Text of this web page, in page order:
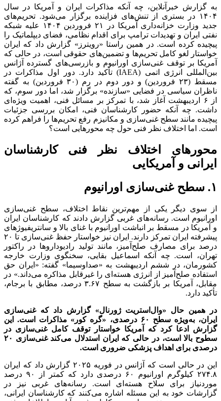
به گزارش خبرآنلاین، چه آنکه مذاکرات ایران و آمریکا در سال
۱۴۰۴ در بستری از تنش‌های فزاینده برگزار می‌شود. تحریم‌های
جدید وزارت خزانه‌داری آمریکا در ۲۱ فروردین ۱۴۰۴ علیه شبکه
نفتی ایران و تهدیدات ترامپ برای اقدام نظامی، فضای دیپلماتیک را
پیچیده کرده است. در همین راستا «رویترز» گزارش داد که ایران
خواستار لغو کامل تحریم‌ها و تضمین‌های حقوقی است، در حالی که
آمریکا بر توقف غنی‌سازی اورانیوم و بازرسی‌های گسترده آژانس
بین‌المللی انرژی اتمی (IAEA) تأکید دارد. دور اول مذاکرات در
مسقط (۲۳ فروردین) و دور دوم در رم (۳۰ فروردین) به گفته
ناظران سیاسی در فضایی «سازنده» برگزار شد، اما دور سوم، که
از ۶ اردیبهشت آغاز شد، با تمرکز بر مسائل فنی، اهمیت ویژه‌ای
داشت. چه آنکه حضور کارشناسان فنی، امکان بررسی جزئیات
پیچیده مانند سطح غنی‌سازی و مکانیزم رفع تحریم‌ها را فراهم کرده
است. اما اختلاف نظر فنی حول چه محور‌هایی است؟
محور‌های اختلاف نظر فنی کارشناسان
ایرانی و آمریکایی
۱. سطح غنی‌سازی اورانیوم
از سوی دیگر یکی از مهم‌ترین نقاط اختلاف، سطح غنی‌سازی
اورانیوم است. رسانه‌های غربی گزارش دادند که کارشناسان ایران
و آمریکا در مسقط بر انباشت اورانیوم با غنای بالا و سانتریفیوژ‌های
پیشرفته ایران تمرکز دارند. ایران نیز خواستار حفظ غنی‌سازی تا ۲۰
درصد برای مصارف صلح‌آمیز، مانند تولید رادیودارو‌ها در راکتور
تهران، است. چه آنکه اسماعیل بقایی، سخنگوی وزارت خارجه
کشورمان، در ششم اردیبهشت به «صداوسیما» گفته: «ایران حق
استفاده صلح‌آمیز از انرژی هسته‌ای را غیرقابل مذاکره می‌داند.» در
مقابل، آمریکا بر بازگشت به سطح ۳.۶۷ درصد، مطابق با برجام،
تأکید دارد.
در همین حال «وال‌استریت ژورنال» گزارش داد که غنی‌سازی
ایران، به‌ویژه سطح ۶۰ درصدی، «گره کور» مذاکرات است. این
گزارش ادعا کرد که آمریکا خواستار توقف کامل غنی‌سازی در
سطوح بالا است، در حالی که ایران استدلال می‌کند غنی‌سازی ۲۰
درصدی برای اهداف پزشکی ضروری است.
این در حالی است که آژانس در فوریه ۲۰۲۵ گزارش داد که ایران
۲۷۴.۸ کیلوگرم اورانیوم ۶۰ درصدی دارد که کمتر از ۹۰ درصد
موردنیاز برای سلاح هسته‌ای است. رسانه‌های غربی نیز در
گزارشات خود به این مسئله اشاره می‌کنند که کارشناسان ایرانی،